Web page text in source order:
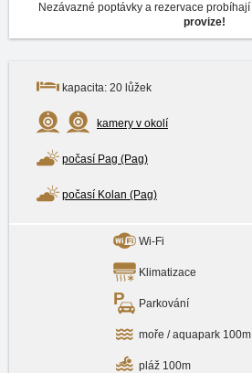
Nezávazné poptávky a rezervace probíhají
provize!
kapacita: 20 lůžek
kamery v okolí
počasí Pag (Pag)
počasí Kolan (Pag)
Wi-Fi
Klimatizace
Parkování
moře / aquapark 100m
pláž 100m